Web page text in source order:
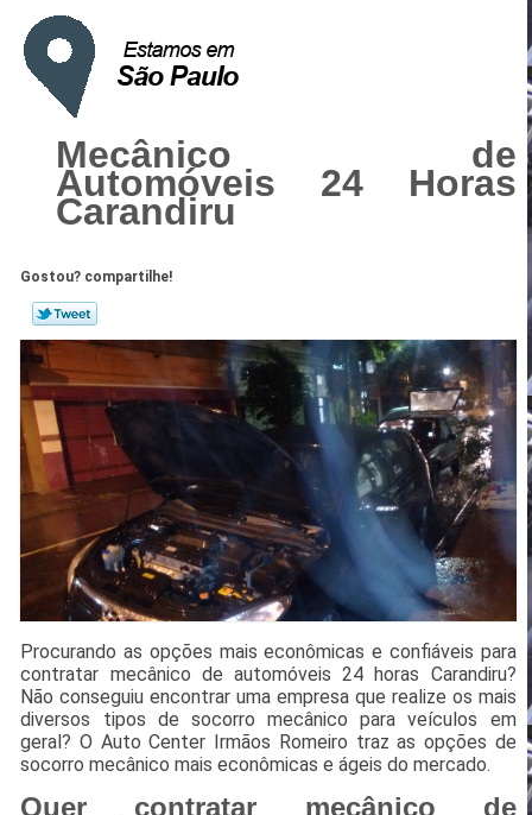
Mecânico de
Automóveis 24 Horas
Carandiru
Gostou? compartilhe!
Procurando as opções mais econômicas e confiáveis para
contratar mecânico de automóveis 24 horas Carandiru?
Não conseguiu encontrar uma empresa que realize os mais
diversos tipos de socorro mecânico para veículos em
geral? O Auto Center Irmãos Romeiro traz as opções de
socorro mecânico mais econômicas e ágeis do mercado.
Quer contratar mecânico de